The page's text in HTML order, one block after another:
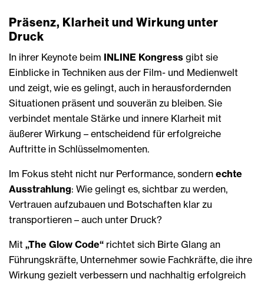
Präsenz, Klarheit und Wirkung unter
Druck
In ihrer Keynote beim INLINE Kongress gibt sie
Einblicke in Techniken aus der Film- und Medienwelt
und zeigt, wie es gelingt, auch in herausfordernden
Situationen präsent und souverän zu bleiben. Sie
verbindet mentale Stärke und innere Klarheit mit
äußerer Wirkung – entscheidend für erfolgreiche
Auftritte in Schlüsselmomenten.
Im Fokus steht nicht nur Performance, sondern echte
Ausstrahlung: Wie gelingt es, sichtbar zu werden,
Vertrauen aufzubauen und Botschaften klar zu
transportieren – auch unter Druck?
Mit „The Glow Code“ richtet sich Birte Glang an
Führungskräfte, Unternehmer sowie Fachkräfte, die ihre
Wirkung gezielt verbessern und nachhaltig erfolgreich